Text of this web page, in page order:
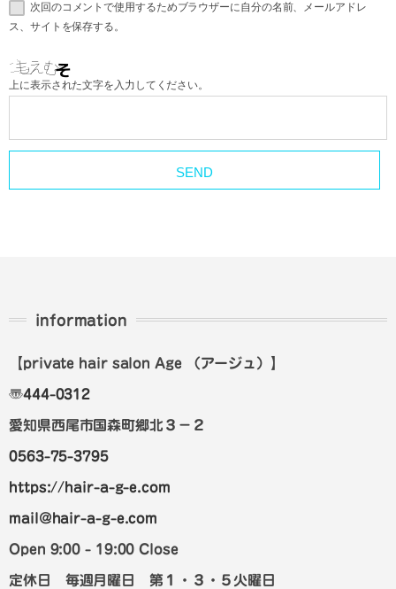
次回のコメントで使用するためブラウザーに自分の名前、メールアドレ
ス、サイトを保存する。
上に表示された文字を入力してください。
information
【private hair salon Age （アージュ） 】
〠444-0312
愛知県西尾市国森町郷北３－２
0563-75-3795
https://hair-a-g-e.com
mail@hair-a-g-e.com
Open 9:00 - 19:00 Close
定休日 毎週月曜日 第１・３・５火曜日